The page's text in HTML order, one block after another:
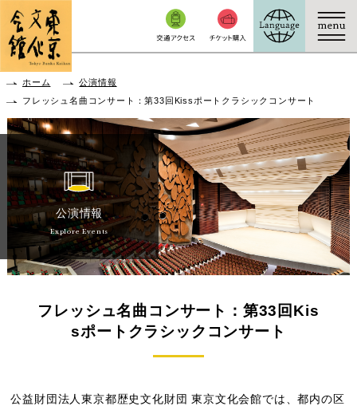
本文へ移動
ホーム
公演情報
フレッシュ名曲コンサート：第33回Kissポートクラシックコンサート
公演情報
Explore Events
フレッシュ名曲コンサート：第33回Kis
sポートクラシックコンサート
公益財団法人東京都歴史文化財団 東京文化会館では、都内の区